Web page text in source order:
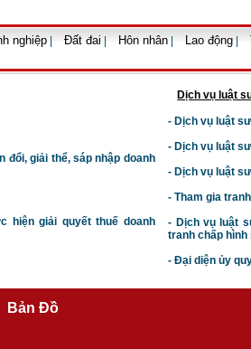
nghiệp | Đất đai | Hôn nhân | Lao động |
đổi, giải thể, sáp nhập doanh
hiện giải quyết thuế doanh
Dịch vụ luật
- Dịch vụ luật
- Dịch vụ luật
- Dịch vụ luật
- Tham gia
- Dịch vụ luật
tranh chấp
- Đại diện ủy
Bản Đồ